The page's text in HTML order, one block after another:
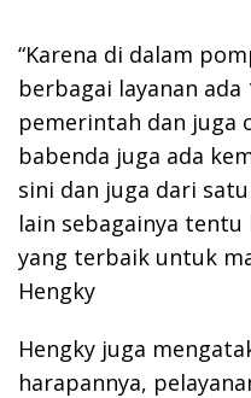
“Karena di dalam
berbagai layanan
pemerintah dan juga
babenda juga ada
sini dan juga dari
lain sebagainya
yang terbaik untuk
Hengky
Hengky juga
harapannya,